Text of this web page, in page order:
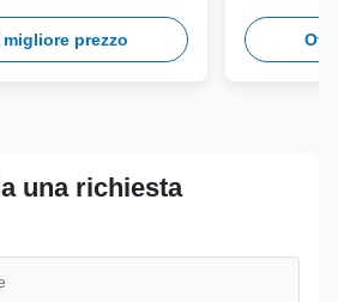
multi-calibro.
prezzo
autoclave
a lungo
una richiesta